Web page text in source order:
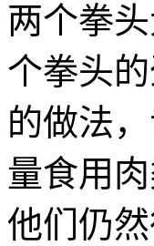
两个拳
个拳头
的做法
量食用
他们仍